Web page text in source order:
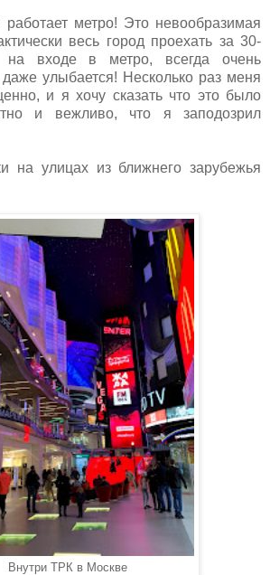
работает метро! Это невообразимая
весь город проехать за 30-
на входе в метро, всегда очень
улыбается! Несколько раз меня
и я хочу сказать что это было
и вежливо, что я заподозрил
на улицах из ближнего зарубежья
Внутри ТРК в Москве